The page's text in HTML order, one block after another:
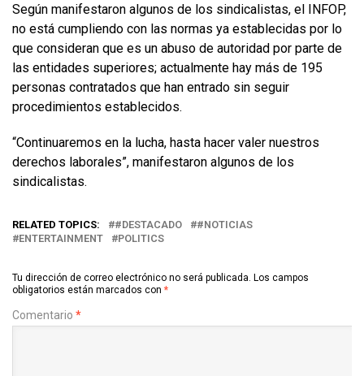
Según manifestaron algunos de los sindicalistas, el INFOP,
no está cumpliendo con las normas ya establecidas por lo
que consideran que es un abuso de autoridad por parte de
las entidades superiores; actualmente hay más de 195
personas contratados que han entrado sin seguir
procedimientos establecidos.
“Continuaremos en la lucha, hasta hacer valer nuestros
derechos laborales”, manifestaron algunos de los
sindicalistas.
RELATED TOPICS: #DESTACADO
#NOTICIAS
ENTERTAINMENT
POLITICS
Tu dirección de correo electrónico no será publicada. Los campos
obligatorios están marcados con *
Comentario *